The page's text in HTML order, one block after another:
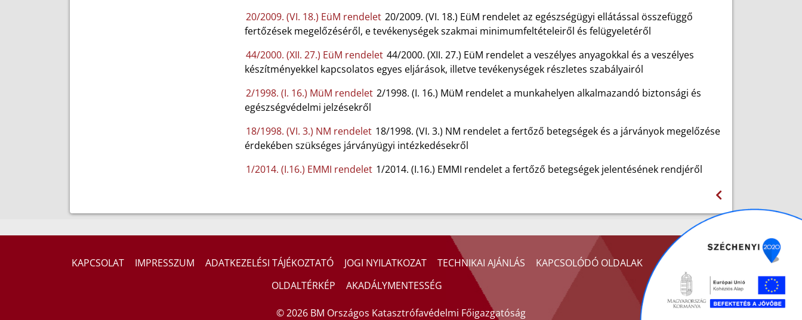
20/2009. (VI. 18.) EüM rendelet 20/2009. (VI. 18.) EüM rendelet az egészségügyi ellátással összefüggő
fertőzések megelőzéséről, e tevékenységek szakmai minimumfeltételeiről és felügyeletéről
44/2000. (XII. 27.) EüM rendelet 44/2000. (XII. 27.) EüM rendelet a veszélyes anyagokkal és a veszélyes
készítményekkel kapcsolatos egyes eljárások, illetve tevékenységek részletes szabályairól
2/1998. (I. 16.) MüM rendelet 2/1998. (I. 16.) MüM rendelet a munkahelyen alkalmazandó biztonsági és
egészségvédelmi jelzésekről
18/1998. (VI. 3.) NM rendelet 18/1998. (VI. 3.) NM rendelet a fertőző betegségek és a járványok megelőzése
érdekében szükséges járványügyi intézkedésekről
1/2014. (I.16.) EMMI rendelet 1/2014. (I.16.) EMMI rendelet a fertőző betegségek jelentésének rendjéről
KAPCSOLAT IMPRESSZUM ADATKEZELÉSI TÁJÉKOZTATÓ JOGI NYILATKOZAT TECHNIKAI AJÁNLÁS
KAPCSOLÓDÓ OLDALAK
OLDALTÉRKÉP
AKADÁLYMENTESSÉG
© 2026 BM Országos Katasztrófavédelmi Főigazgatóság